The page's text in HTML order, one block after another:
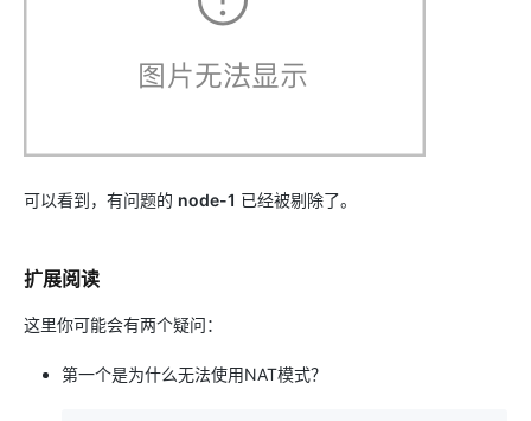
可以看到，有问题的 node-1 已经被剔除了。
扩展阅读
这里你可能会有两个疑问：
第一个是为什么无法使用NAT模式？